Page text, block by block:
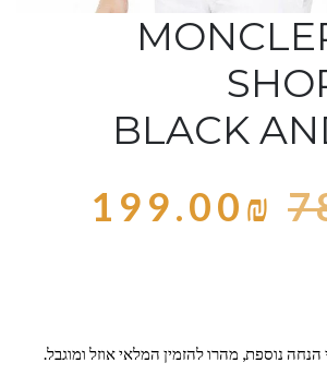
BLACK
199.00₪
נוספת, מהרו להזמין המלאי אוזל ומוגבל.